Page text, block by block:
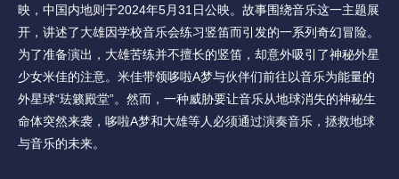
映，中国内地则于2024年5月31日公映。故事围绕音乐这一主题展
开，讲述了大雄因学校音乐会练习竖笛而引发的一系列奇幻冒险。
为了准备演出，大雄苦练并不擅长的竖笛，却意外吸引了神秘外星
少女米佳的注意。米佳带领哆啦A梦与伙伴们前往以音乐为能量的
外星球“珐籁殿堂”。然而，一种威胁要让音乐从地球消失的神秘生
命体突然来袭，哆啦A梦和大雄等人必须通过演奏音乐，拯救地球
与音乐的未来。